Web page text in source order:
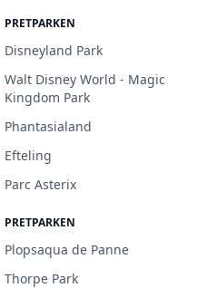
PRETPARKEN
Disneyland Park
Walt Disney World - Magic
Kingdom Park
Phantasialand
Efteling
Parc Asterix
PRETPARKEN
Plopsaqua de Panne
Thorpe Park